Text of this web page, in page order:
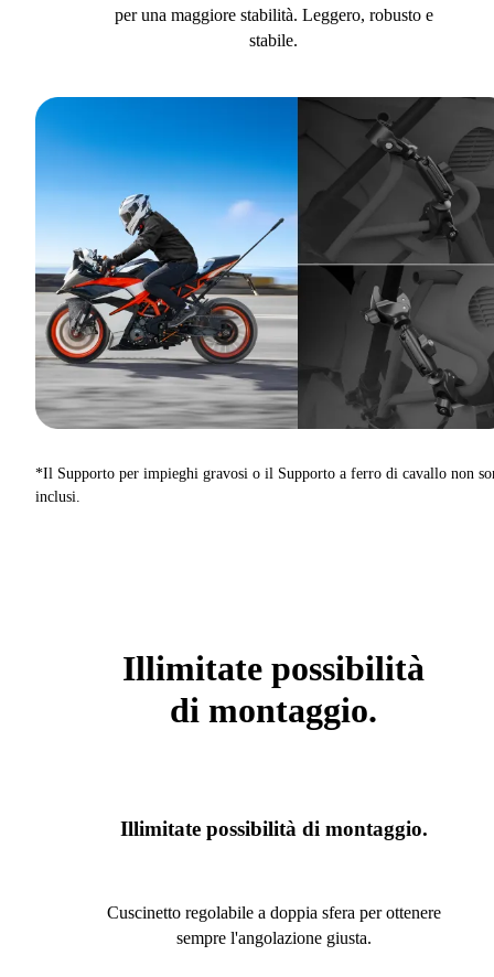
per una maggiore stabilità. Leggero, robusto e
stabile.
*Il Supporto per impieghi gravosi o il Supporto a ferro di cavallo non
inclusi.
Illimitate possibilità
di montaggio.
Illimitate possibilità di montaggio.
Cuscinetto regolabile a doppia sfera per ottenere
sempre l'angolazione giusta.